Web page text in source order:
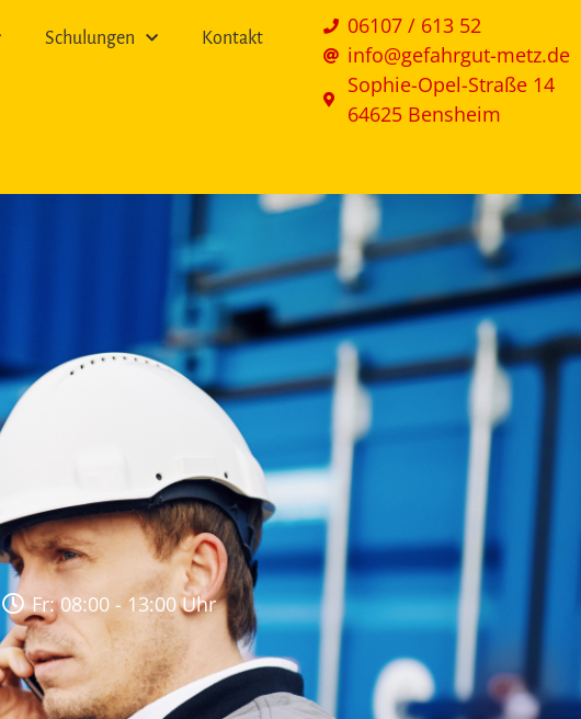
Schulungen Kontakt
06107 / 613 52
info@gefahrgut-metz.de
Sophie-Opel-Straße 14
64625 Bensheim
Fr: 08:00 - 13:00 Uhr